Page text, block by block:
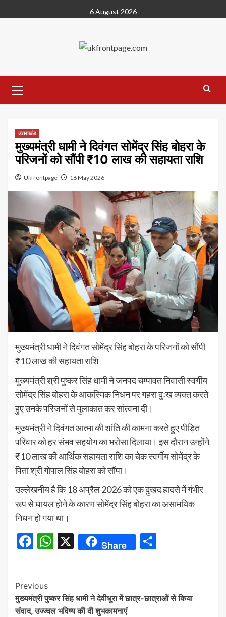
to
6 August 2026
Menu
उत्तराखंड
मुख्यमंत्री धामी ने दिवंगत सोमेंद्र सिंह बोहरा के
परिजनों को सौंपी ₹10 लाख की सहायता राशि
Ukfrontpage 16 May 2026
मुख्यमंत्री धामी ने दिवंगत सोमेंद्र सिंह बोहरा के परिजनों को सौंपी
₹10 लाख की सहायता राशि
मुख्यमंत्री श्री पुष्कर सिंह धामी ने जनपद चम्पावत निवासी स्वर्गीय
सोमेंद्र सिंह बोहरा के आकस्मिक निधन पर गहरा दुःख व्यक्त करते
हुए उनके परिजनों से मुलाकात कर सांत्वना दी।
मुख्यमंत्री ने दिवंगत आत्मा की शांति की कामना करते हुए पीड़ित
परिवार को हर संभव सहयोग का भरोसा दिलाया। इस दौरान उन्होंने
₹10 लाख की आर्थिक सहायता राशि का चेक स्वर्गीय सोमेंद्र के
पिता श्री गोपाल सिंह बोहरा को सौंपा।
उल्लेखनीय है कि 18 अप्रैल 2026 को एक दुखद हादसे में गंभीर
रूप से घायल होने के कारण सोमेंद्र सिंह बोहरा का असामयिक
निधन हो गया था।
Facebook
WhatsApp
X Share
Continue
Reading
Previous
मुख्यमंत्री पुष्कर सिंह धामी ने देवीधुरा में छात्र-छात्राओं से किया
संवाद, उज्ज्वल भविष्य की दी शुभकामनाएं